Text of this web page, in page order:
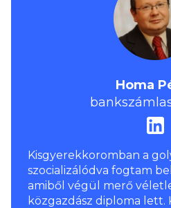
Homa
Kisgyerekkoromban a
szocializálódva fogtam
amiből végül merő
közgazdász diploma lett.